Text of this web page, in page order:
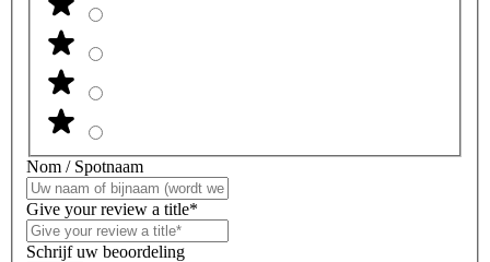
Nom / Spotnaam
Give your review a title*
Schrijf uw beoordeling